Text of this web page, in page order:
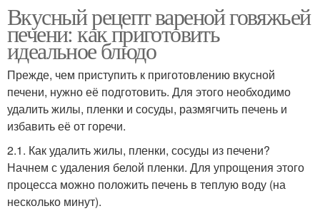
Вкусный рецепт вареной говяжьей
печени: как приготовить
идеальное блюдо
Прежде, чем приступить к приготовлению вкусной
печени, нужно её подготовить. Для этого необходимо
удалить жилы, пленки и сосуды, размягчить печень и
избавить её от горечи.
2.1. Как удалить жилы, пленки, сосуды из печени?
Начнем с удаления белой пленки. Для упрощения этого
процесса можно положить печень в теплую воду (на
несколько минут).